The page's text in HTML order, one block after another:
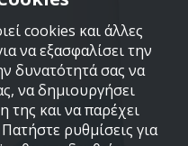
cookies και άλλες
να εξασφαλίσει την
δυνατότητά σας να
να δημιουργήσει
της και να παρέχει
ρυθμίσεις για